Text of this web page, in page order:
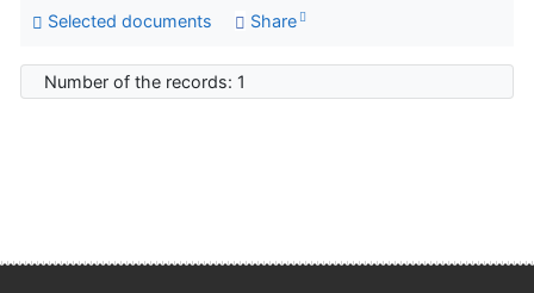
Selected documents
Share
Number of the records: 1